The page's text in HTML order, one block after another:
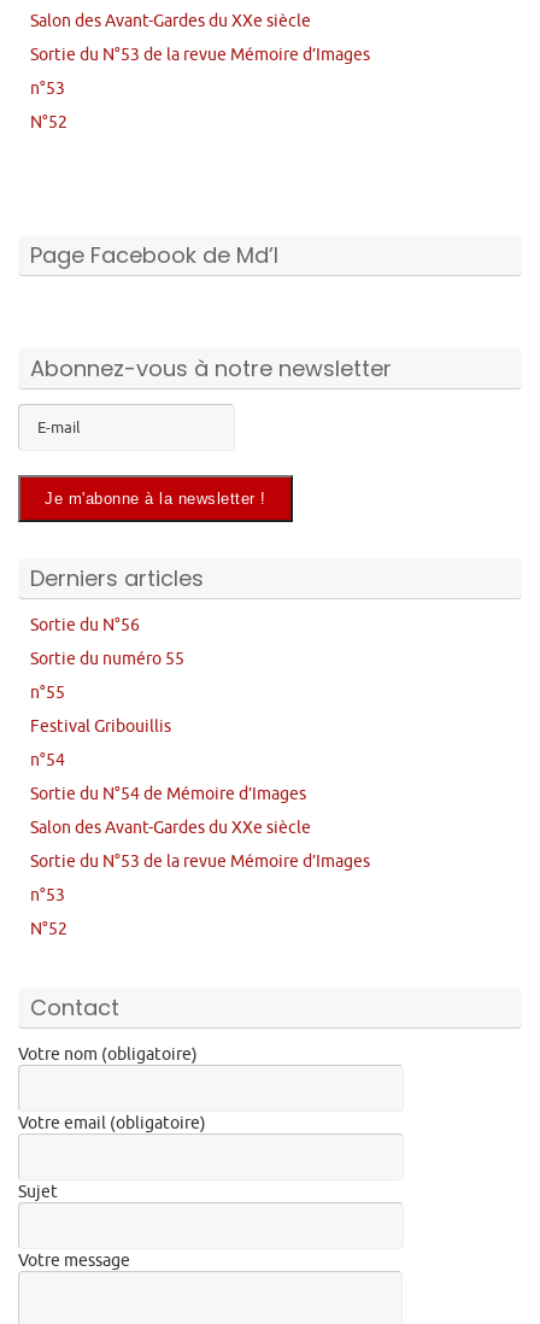
Salon des Avant-Gardes du XXe siècle
Sortie du N°53 de la revue Mémoire d’Images
n°53
N°52
Page Facebook de Md’I
Abonnez-vous à notre newsletter
Derniers articles
Sortie du N°56
Sortie du numéro 55
n°55
Festival Gribouillis
n°54
Sortie du N°54 de Mémoire d’Images
Salon des Avant-Gardes du XXe siècle
Sortie du N°53 de la revue Mémoire d’Images
n°53
N°52
Contact
Votre nom (obligatoire)
Votre email (obligatoire)
Sujet
Votre message